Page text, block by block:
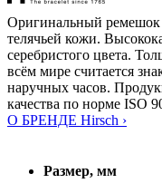
Оригинальный ремешок
телячьей кожи.
серебристого цвета.
всём мире считается
наручных часов.
качества по норме ISO
О БРЕНДЕ Hirsch ›
Размер, мм